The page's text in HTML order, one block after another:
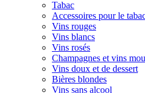
Tabac
Accessoires pour le
Vins rouges
Vins blancs
Vins rosés
Champagnes et vins
Vins doux et de dessert
Bières blondes
Vins sans alcool